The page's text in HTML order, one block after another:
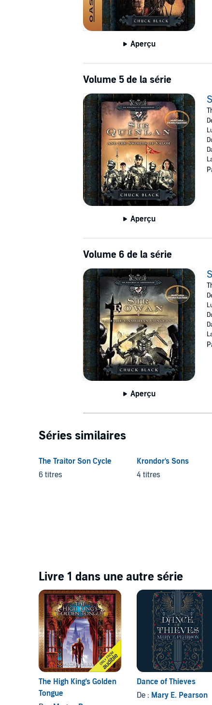
Aperçu
Volume 5 de la série
Aperçu
Volume 6 de la série
Aperçu
Séries similaires
The Traitor Son Cycle
6 titres
Krondor's Sons
4 titres
Livre 1 dans une autre série
The High King's Golden
Tongue
Dance of Thieves
De : Mary E. Pearson